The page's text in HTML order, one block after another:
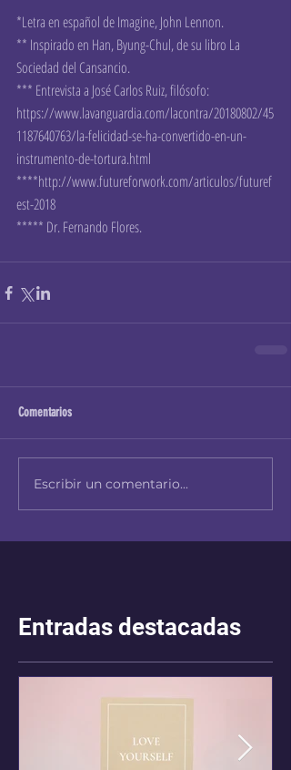
*Letra en español de Imagine, John Lennon.
** Inspirado en Han, Byung-Chul, de su libro La
Sociedad del Cansancio.
*** Entrevista a José Carlos Ruiz, filósofo:
https://www.lavanguardia.com/lacontra/20180802/45
1187640763/la-felicidad-se-ha-convertido-en-un-
instrumento-de-tortura.html
****http://www.futureforwork.com/articulos/futuref
est-2018
***** Dr. Fernando Flores.
Comentarios
Escribir un comentario...
Entradas destacadas